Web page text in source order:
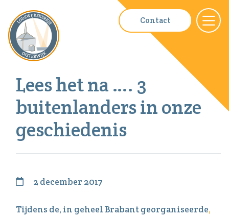
Contact
Lees het na …. 3
buitenlanders in onze
geschiedenis
2 december 2017
Tijdens de, in geheel Brabant georganiseerde,